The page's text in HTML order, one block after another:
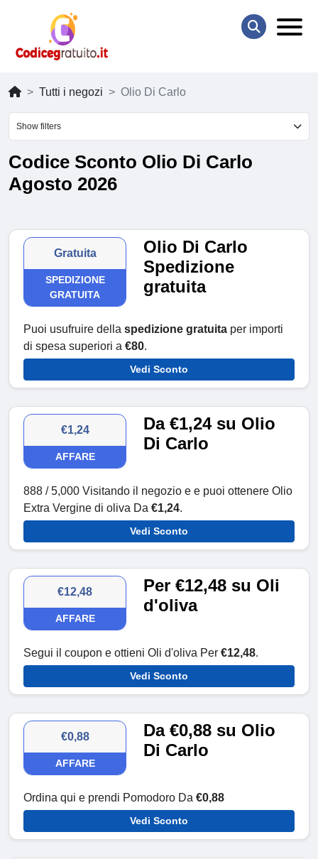
Tutti i negozi Olio Di Carlo
Show filters
Codice Sconto Olio Di Carlo
Agosto 2026
Gratuita
SPEDIZIONE
GRATUITA
Olio Di Carlo
Spedizione
gratuita
Puoi usufruire della spedizione gratuita per importi
di spesa superiori a €80.
Vedi Sconto
€1,24
AFFARE
Da €1,24 su Olio
Di Carlo
888 / 5,000 Visitando il negozio e e puoi ottenere Olio
Extra Vergine di oliva Da €1,24.
Vedi Sconto
€12,48
AFFARE
Per €12,48 su Oli
d'oliva
Segui il coupon e ottieni Oli d'oliva Per €12,48.
Vedi Sconto
€0,88
AFFARE
Da €0,88 su Olio
Di Carlo
Ordina qui e prendi Pomodoro Da €0,88
Vedi Sconto